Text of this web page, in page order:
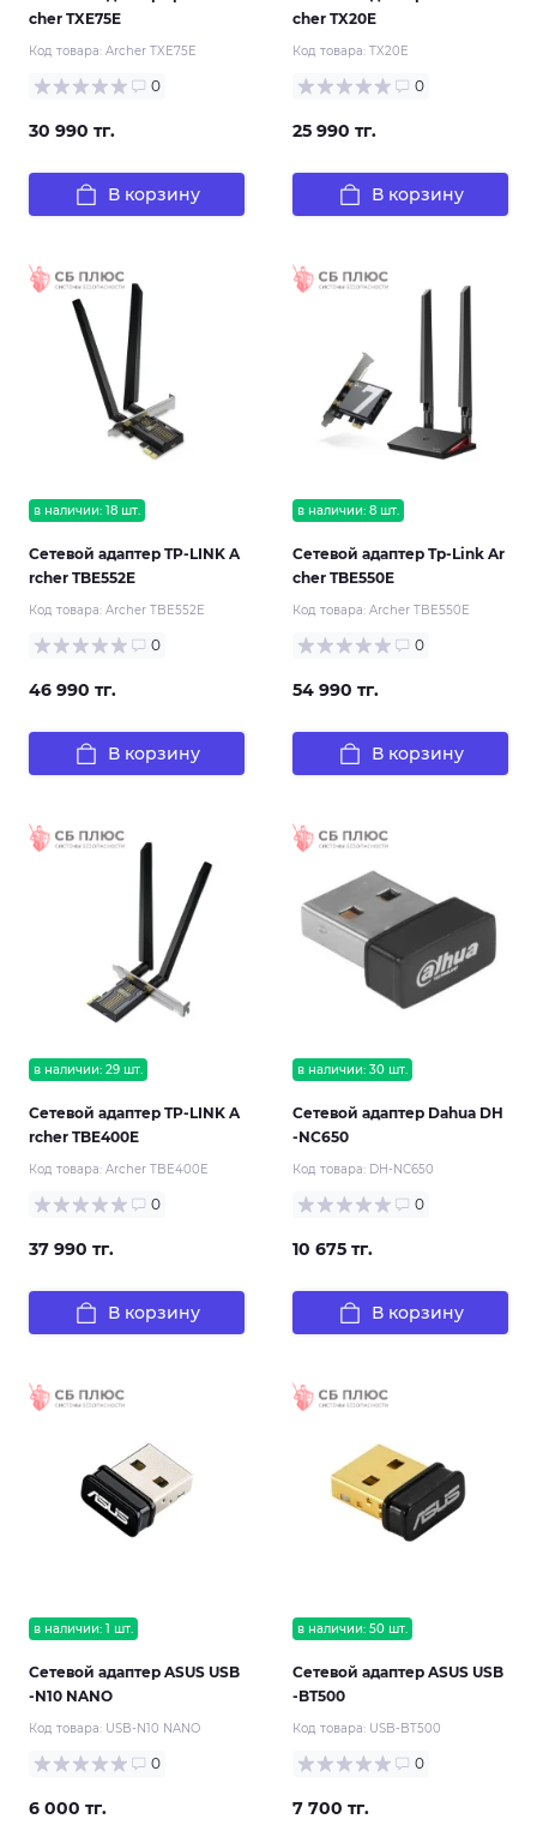
cher TXE75E
Код товара: Archer TXE75E
0
30 990 тг.
В корзину
cher TX20E
Код товара: TX20E
0
25 990 тг.
В корзину
в наличии: 18 шт.
Сетевой адаптер TP-LINK A
rcher TBE552E
Код товара: Archer TBE552E
0
46 990 тг.
В корзину
в наличии: 8 шт.
Сетевой адаптер Tp-Link Ar
cher TBE550E
Код товара: Archer TBE550E
0
54 990 тг.
В корзину
в наличии: 29 шт.
Сетевой адаптер TP-LINK A
rcher TBE400E
Код товара: Archer TBE400E
0
37 990 тг.
В корзину
в наличии: 30 шт.
Сетевой адаптер Dahua DH
-NC650
Код товара: DH-NC650
0
10 675 тг.
В корзину
в наличии: 1 шт.
Сетевой адаптер ASUS USB
-N10 NANO
Код товара: USB-N10 NANO
0
6 000 тг.
в наличии: 50 шт.
Сетевой адаптер ASUS USB
-BT500
Код товара: USB-BT500
0
7 700 тг.